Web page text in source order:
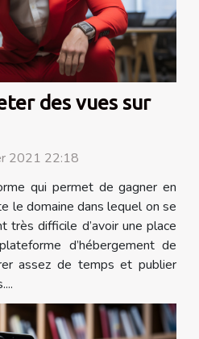
des vues sur
2021 22:18
qui permet de gagner en
le domaine dans lequel on se
très difficile d’avoir une place
d’hébergement de
assez de temps et publier